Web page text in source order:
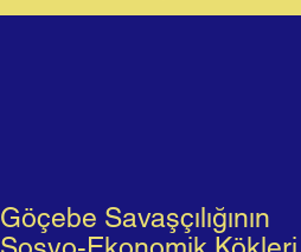
Göçebe Savaşçılığının